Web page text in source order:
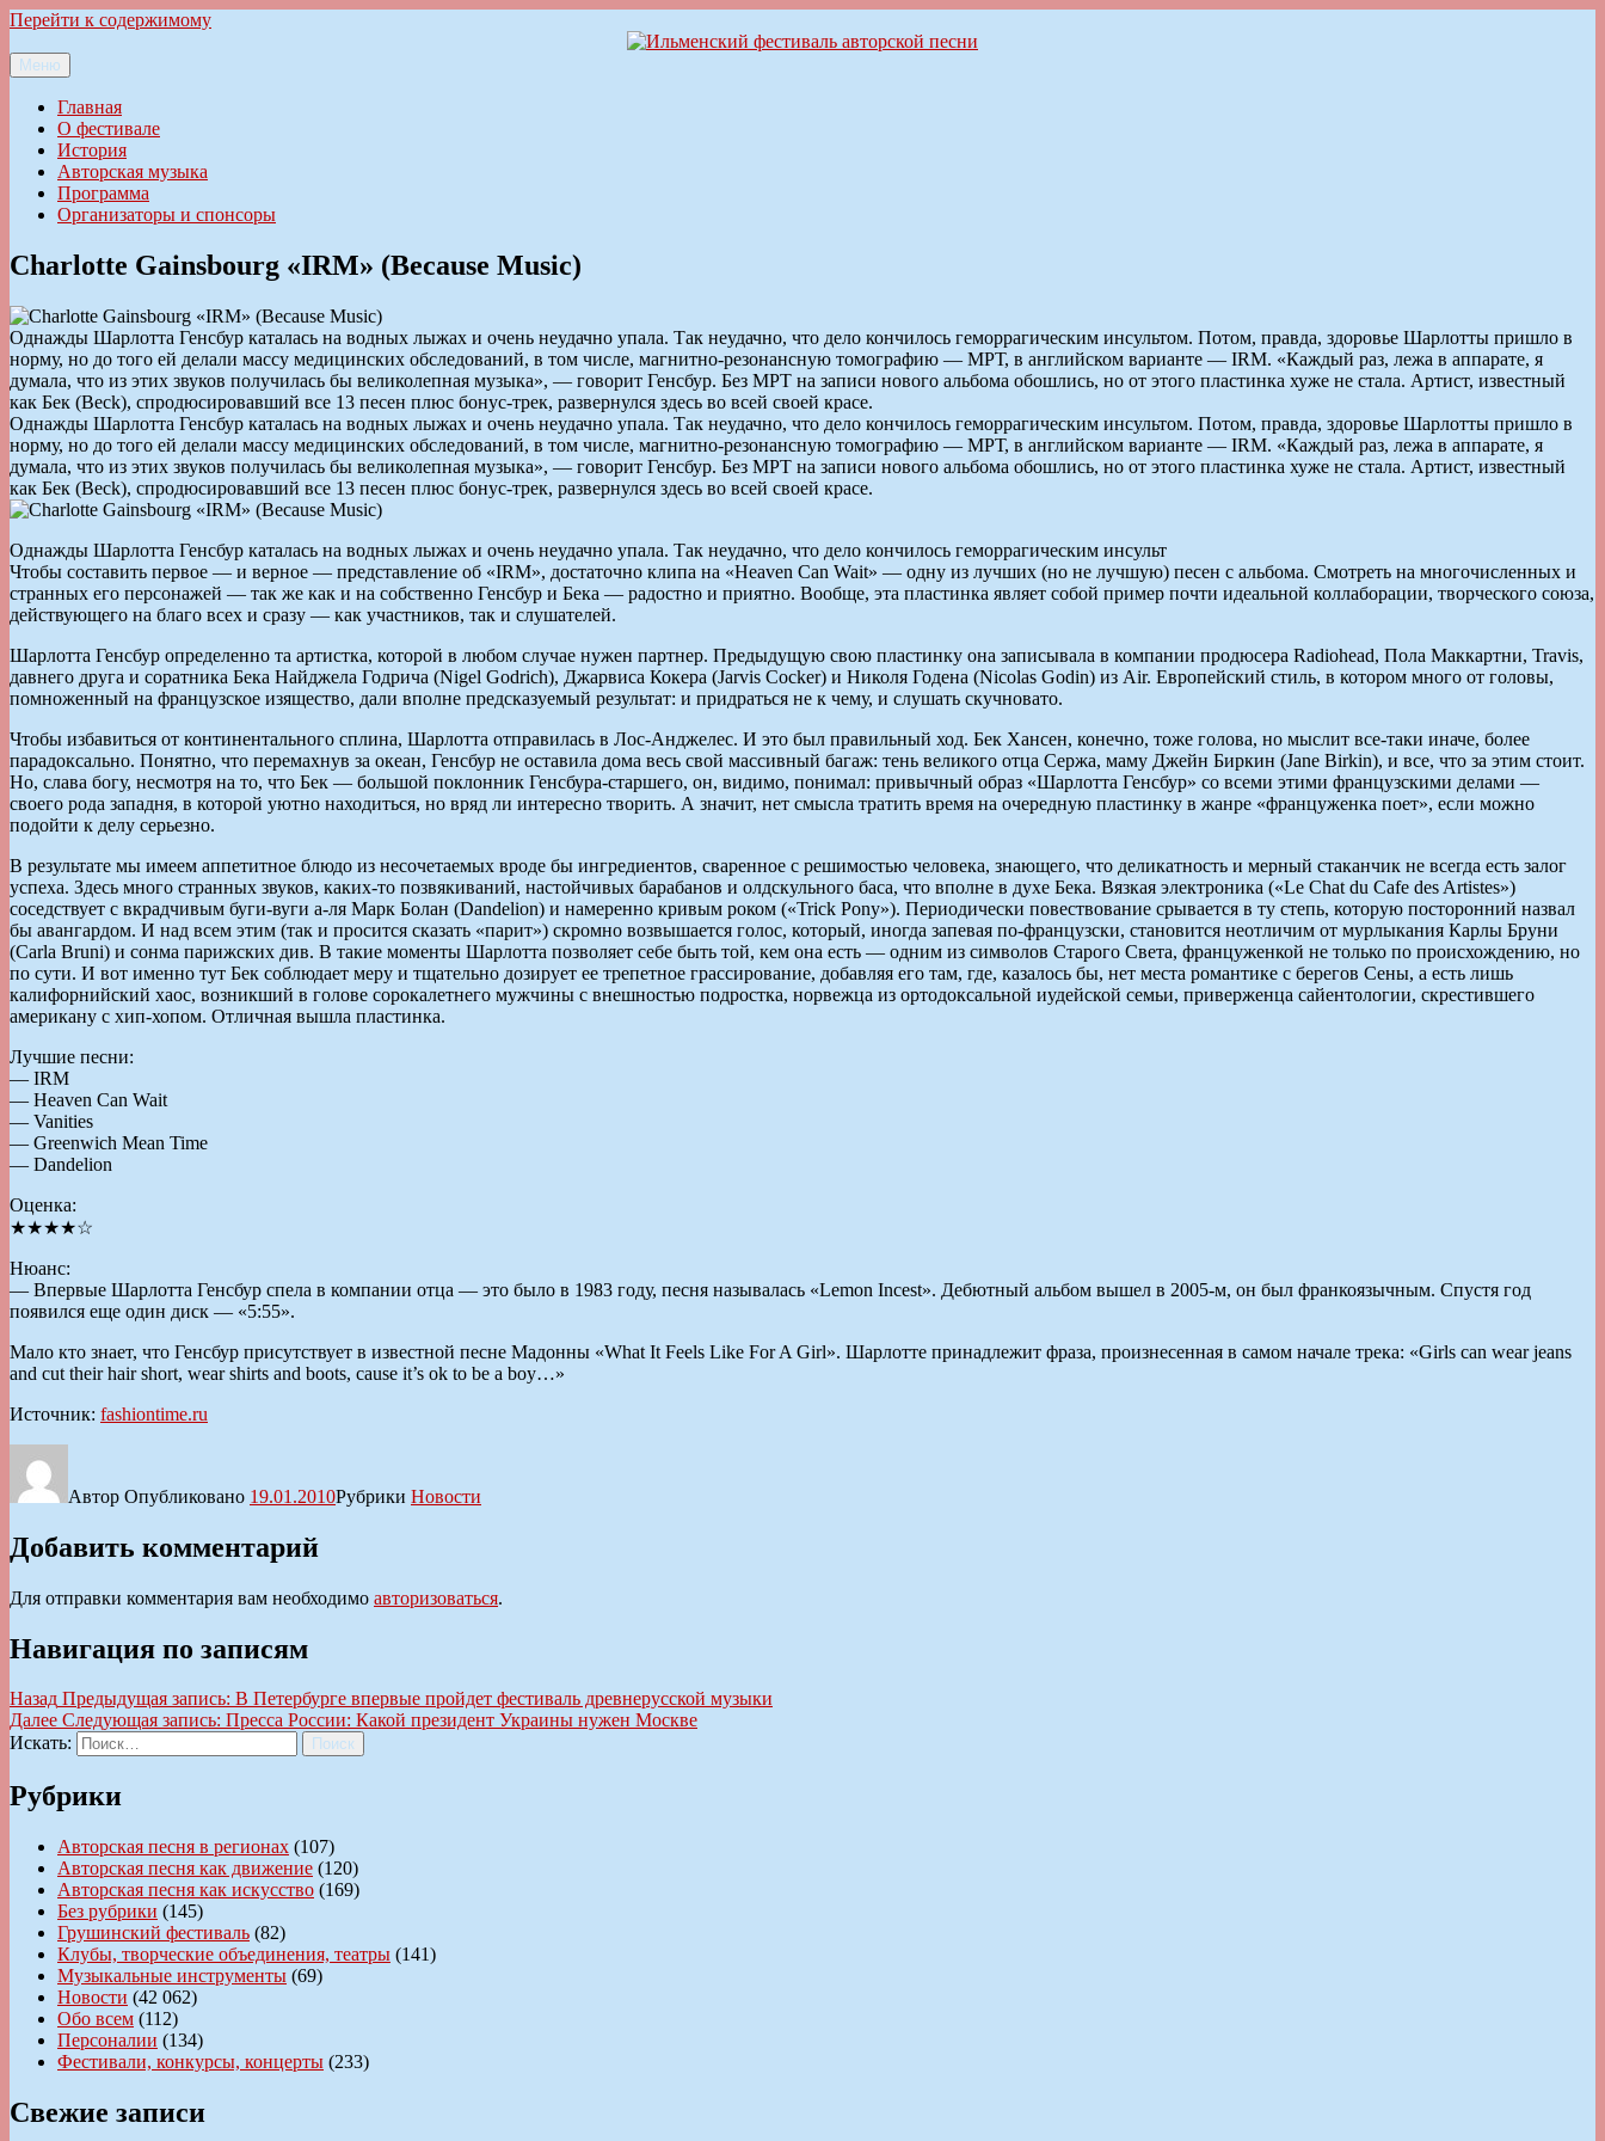
Перейти к содержимому
Ильменский фестиваль авторской песни
Меню
Главная
О фестивале
История
Авторская музыка
Программа
Организаторы и спонсоры
Charlotte Gainsbourg «IRM» (Because Music)
Однажды Шарлотта Генсбур каталась на водных лыжах и очень неудачно упала. Так неудачно, что дело кончилось геморрагическим инсультом. Потом, правда, здоровье Шарлотты пришло в
норму, но до того ей делали массу медицинских обследований, в том числе, магнитно-резонансную томографию — МРТ, в английском варианте — IRM. «Каждый раз, лежа в аппарате, я
думала, что из этих звуков получилась бы великолепная музыка», — говорит Генсбур. Без МРТ на записи нового альбома обошлись, но от этого пластинка хуже не стала. Артист, известный
как Бек (Beck), спродюсировавший все 13 песен плюс бонус-трек, развернулся здесь во всей своей красе.
Однажды Шарлотта Генсбур каталась на водных лыжах и очень неудачно упала. Так неудачно, что дело кончилось геморрагическим инсультом. Потом, правда, здоровье Шарлотты пришло в
норму, но до того ей делали массу медицинских обследований, в том числе, магнитно-резонансную томографию — МРТ, в английском варианте — IRM. «Каждый раз, лежа в аппарате, я
думала, что из этих звуков получилась бы великолепная музыка», — говорит Генсбур. Без МРТ на записи нового альбома обошлись, но от этого пластинка хуже не стала. Артист, известный
как Бек (Beck), спродюсировавший все 13 песен плюс бонус-трек, развернулся здесь во всей своей красе.
Однажды Шарлотта Генсбур каталась на водных лыжах и очень неудачно упала. Так неудачно, что дело кончилось геморрагическим инсульт
Чтобы составить первое — и верное — представление об «IRM», достаточно клипа на «Heaven Can Wait» — одну из лучших (но не лучшую) песен с альбома. Смотреть на многочисленных и
странных его персонажей — так же как и на собственно Генсбур и Бека — радостно и приятно. Вообще, эта пластинка являет собой пример почти идеальной коллаборации, творческого союза,
действующего на благо всех и сразу — как участников, так и слушателей.
Шарлотта Генсбур определенно та артистка, которой в любом случае нужен партнер. Предыдущую свою пластинку она записывала в компании продюсера Radiohead, Пола Маккартни, Travis,
давнего друга и соратника Бека Найджела Годрича (Nigel Godrich), Джарвиса Кокера (Jarvis Cocker) и Николя Годена (Nicolas Godin) из Air. Европейский стиль, в котором много от головы,
помноженный на французское изящество, дали вполне предсказуемый результат: и придраться не к чему, и слушать скучновато.
Чтобы избавиться от континентального сплина, Шарлотта отправилась в Лос-Анджелес. И это был правильный ход. Бек Хансен, конечно, тоже голова, но мыслит все-таки иначе, более
парадоксально. Понятно, что перемахнув за океан, Генсбур не оставила дома весь свой массивный багаж: тень великого отца Сержа, маму Джейн Биркин (Jane Birkin), и все, что за этим стоит.
Но, слава богу, несмотря на то, что Бек — большой поклонник Генсбура-старшего, он, видимо, понимал: привычный образ «Шарлотта Генсбур» со всеми этими французскими делами —
своего рода западня, в которой уютно находиться, но вряд ли интересно творить. А значит, нет смысла тратить время на очередную пластинку в жанре «француженка поет», если можно
подойти к делу серьезно.
В результате мы имеем аппетитное блюдо из несочетаемых вроде бы ингредиентов, сваренное с решимостью человека, знающего, что деликатность и мерный стаканчик не всегда есть залог
успеха. Здесь много странных звуков, каких-то позвякиваний, настойчивых барабанов и олдскульного баса, что вполне в духе Бека. Вязкая электроника («Le Chat du Cafe des Artistes»)
соседствует с вкрадчивым буги-вуги а-ля Марк Болан (Dandelion) и намеренно кривым роком («Trick Pony»). Периодически повествование срывается в ту степь, которую посторонний назвал
бы авангардом. И над всем этим (так и просится сказать «парит») скромно возвышается голос, который, иногда запевая по-французски, становится неотличим от мурлыкания Карлы Бруни
(Carla Bruni) и сонма парижских див. В такие моменты Шарлотта позволяет себе быть той, кем она есть — одним из символов Старого Света, француженкой не только по происхождению, но
по сути. И вот именно тут Бек соблюдает меру и тщательно дозирует ее трепетное грассирование, добавляя его там, где, казалось бы, нет места романтике с берегов Сены, а есть лишь
калифорнийский хаос, возникший в голове сорокалетнего мужчины с внешностью подростка, норвежца из ортодоксальной иудейской семьи, приверженца сайентологии, скрестившего
американу с хип-хопом. Отличная вышла пластинка.
Лучшие песни:
— IRM
— Heaven Can Wait
— Vanities
— Greenwich Mean Time
— Dandelion
Оценка:
★★★★☆
Нюанс:
— Впервые Шарлотта Генсбур спела в компании отца — это было в 1983 году, песня называлась «Lemon Incest». Дебютный альбом вышел в 2005-м, он был франкоязычным. Спустя год
появился еще один диск — «5:55».
Мало кто знает, что Генсбур присутствует в известной песне Мадонны «What It Feels Like For A Girl». Шарлотте принадлежит фраза, произнесенная в самом начале трека: «Girls can wear jeans
and cut their hair short, wear shirts and boots, cause it’s ok to be a boy…»
Источник: fashiontime.ru
Автор Опубликовано 19.01.2010Рубрики Новости
Добавить комментарий
Для отправки комментария вам необходимо авторизоваться.
Навигация по записям
Назад Предыдущая запись: В Петербурге впервые пройдет фестиваль древнерусской музыки
Далее Следующая запись: Пресса России: Какой президент Украины нужен Москве
Искать:
Поиск
Рубрики
Авторская песня в регионах (107)
Авторская песня как движение (120)
Авторская песня как искусство (169)
Без рубрики (145)
Грушинский фестиваль (82)
Клубы, творческие объединения, театры (141)
Музыкальные инструменты (69)
Новости (42 062)
Обо всем (112)
Персоналии (134)
Фестивали, конкурсы, концерты (233)
Свежие записи